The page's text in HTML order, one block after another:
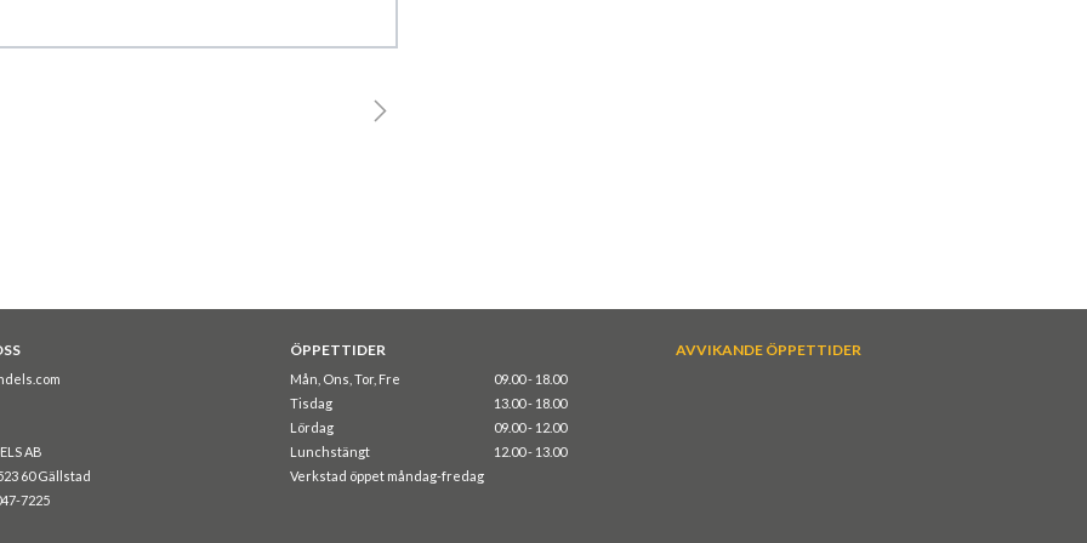
AB
60 Gällstad
7225
ÖPPETTIDER
Mån, Ons, Tor, Fre
09.00 - 18.00
Tisdag
13.00 - 18.00
Lördag
09.00 - 12.00
Lunchstängt
12.00 - 13.00
Verkstad öppet måndag-fredag
AVVIKANDE ÖPPETTIDER